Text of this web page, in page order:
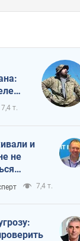
7,4 т.
и
не
7,4 т.